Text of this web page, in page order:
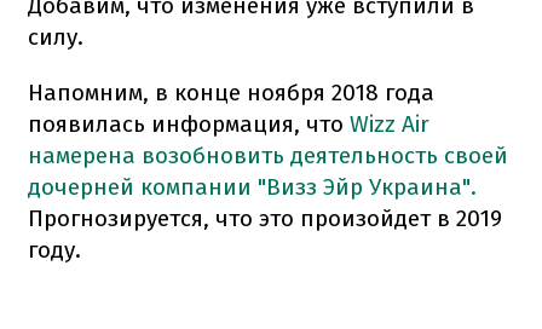
силу.
Напомним, в конце ноября 2018 года
появилась информация, что Wizz Air
намерена возобновить деятельность своей
дочерней компании "Визз Эйр Украина".
Прогнозируется, что это произойдет в 2019
году.